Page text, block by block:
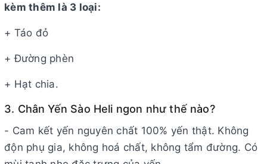
kèm thêm là 3 loại:
+ Táo đỏ
+ Đường phèn
+ Hạt chia.
3. Chân Yến Sào Heli ngon như thế nào?
- Cam kết yến nguyên chất 100% yến thật. Không
độn phụ gia, không hoá chất, không tẩm đường. Có